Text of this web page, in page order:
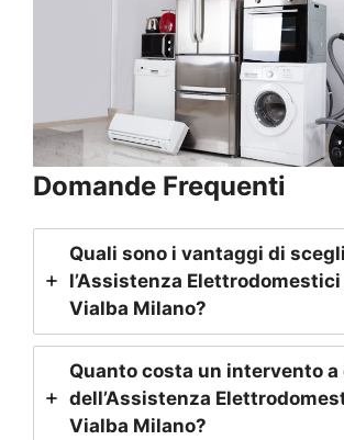
Domande Frequenti
Quali sono i vantaggi di
l’Assistenza Elettrodomestici
Vialba Milano?
Quanto costa un intervento
dell’Assistenza
Vialba Milano?